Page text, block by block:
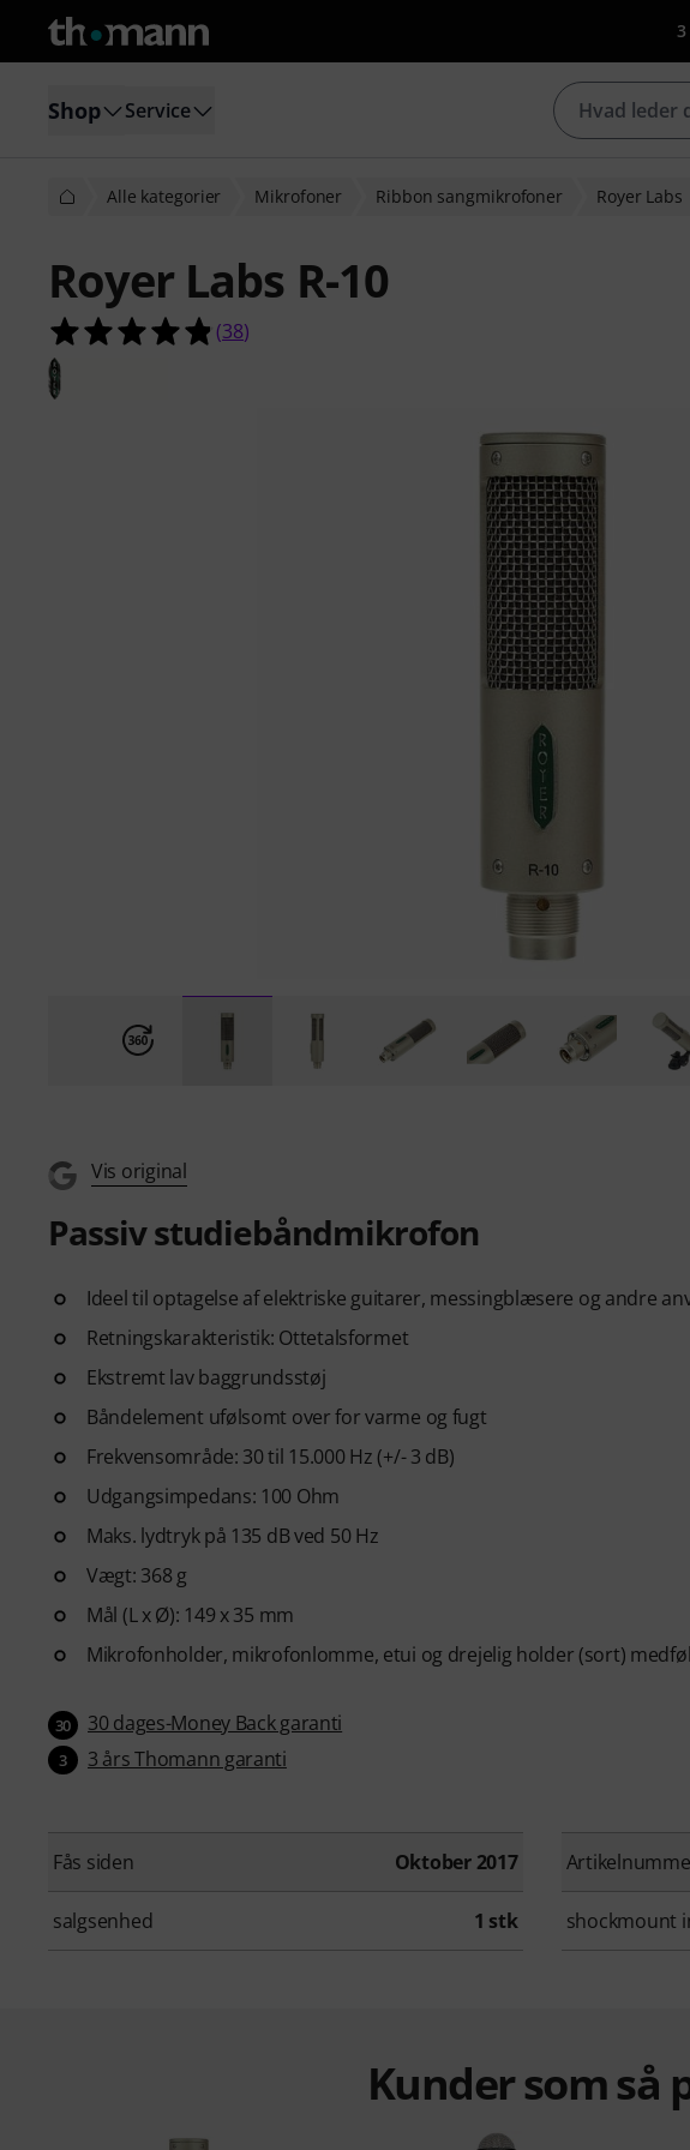
Shop Service
Alle kategorier Mikrofoner Ribbon sangmikrofoner Royer Labs
Royer Labs R-10
4.8 ud af 5 stjerner fra 38 kundebedømmelser
(38)
Vis original
Passiv studiebåndmikrofon
Ideel til optagelse af elektriske guitarer, messingblæsere og andre
Retningskarakteristik: Ottetalsformet
Ekstremt lav baggrundsstøj
Båndelement ufølsomt over for varme og fugt
Frekvensområde: 30 til 15.000 Hz (+/- 3 dB)
Udgangsimpedans: 100 Ohm
Maks. lydtryk på 135 dB ved 50 Hz
Vægt: 368 g
Mål (L x Ø): 149 x 35 mm
Mikrofonholder, mikrofonlomme, etui og drejelig holder (sort)
30 30 dages-Money Back garanti
3 3 års Thomann garanti
Fås siden Oktober 2017
salgsenhed 1 stk shockmount
Kunder som